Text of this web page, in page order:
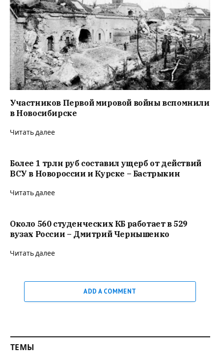
Участников Первой мировой войны вспомнили
в Новосибирске
Читать далее
Более 1 трлн руб составил ущерб от действий
ВСУ в Новороссии и Курске – Бастрыкин
Читать далее
Около 560 студенческих КБ работает в 529
вузах России – Дмитрий Чернышенко
Читать далее
ADD A COMMENT
ТЕМЫ